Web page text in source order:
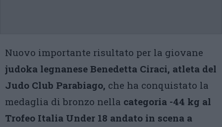
Nuovo importante risultato per la giovane
judoka legnanese Benedetta Ciraci, atleta del
Judo Club Parabiago, che ha conquistato la
medaglia di bronzo nella categoria -44 kg al
Trofeo Italia Under 18 andato in scena a